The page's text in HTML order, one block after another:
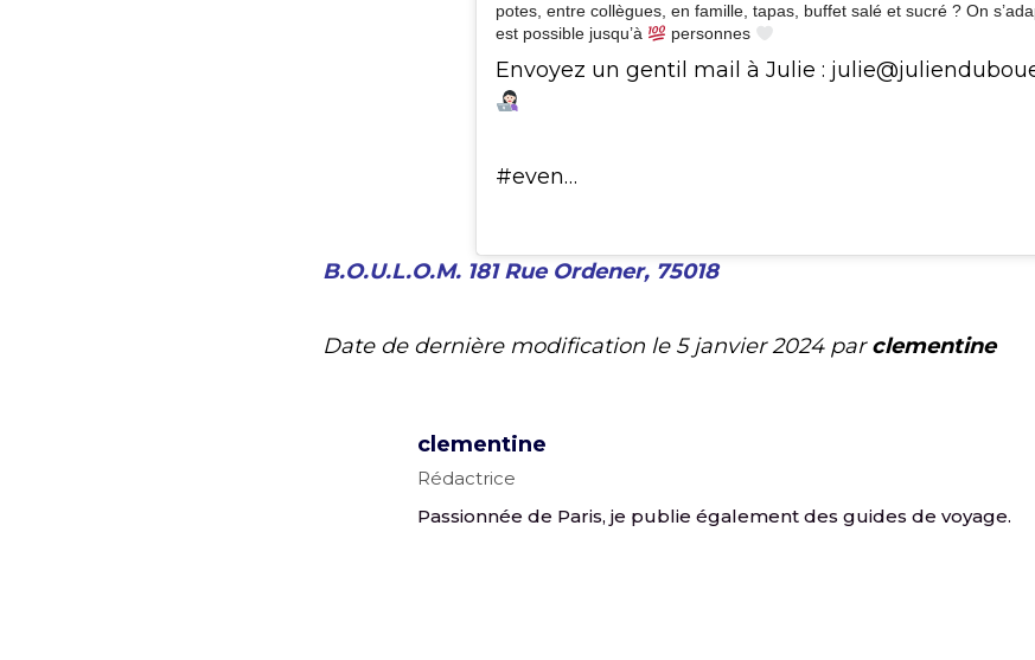
potes, entre collègues, en famille, tapas, buffet salé et sucré ? On
est possible jusqu’à
personnes
Envoyez un gentil mail à Julie :
#even…
B.O.U.L.O.M. 181 Rue Ordener, 75018
Date de dernière modification le 5 janvier 2024 parclementine
clementine
Rédactrice
Passionnée de Paris, je publie également des guides de voyage.